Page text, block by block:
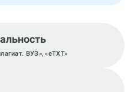
ВУЗ», «eTXT»